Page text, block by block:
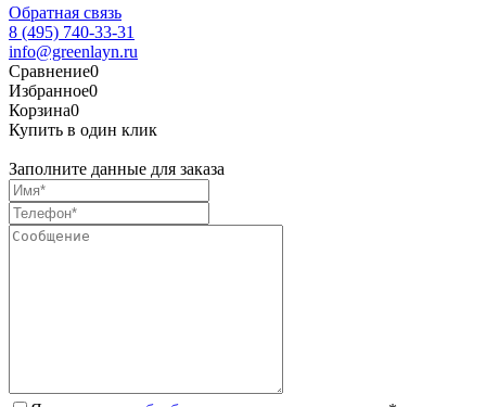
Обратная связь
8 (495) 740-33-31
info@greenlayn.ru
Сравнение0
Избранное0
Корзина0
Купить в один клик
Заполните данные для заказа